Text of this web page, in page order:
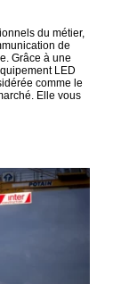
du métier,
de
Grâce à une
LED
comme le
Elle vous